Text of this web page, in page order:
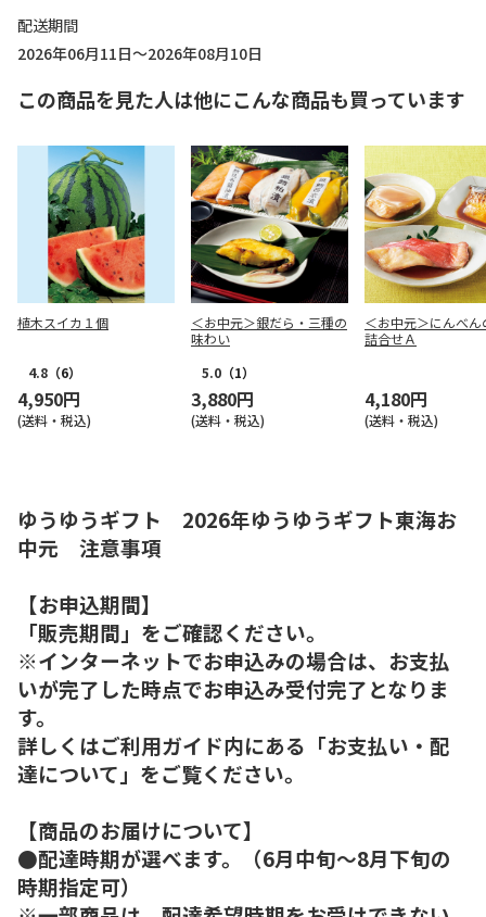
配送期間
2026年06月11日～2026年08月10日
この商品を見た人は他にこんな商品も買っています
植木スイカ１個
4.8 （6）
4,950円
(送料・税込)
＜お中元＞銀だら・三種の
味わい
5.0 （1）
3,880円
(送料・税込)
＜お中元＞にんべん
詰合せＡ
4,180円
(送料・税込)
ゆうゆうギフト 2026年ゆうゆうギフト東海お
中元 注意事項
【お申込期間】
「販売期間」をご確認ください。
※インターネットでお申込みの場合は、お支払
いが完了した時点でお申込み受付完了となりま
す。
詳しくはご利用ガイド内にある「お支払い・配
達について」をご覧ください。
【商品のお届けについて】
●配達時期が選べます。（6月中旬～8月下旬の
時期指定可）